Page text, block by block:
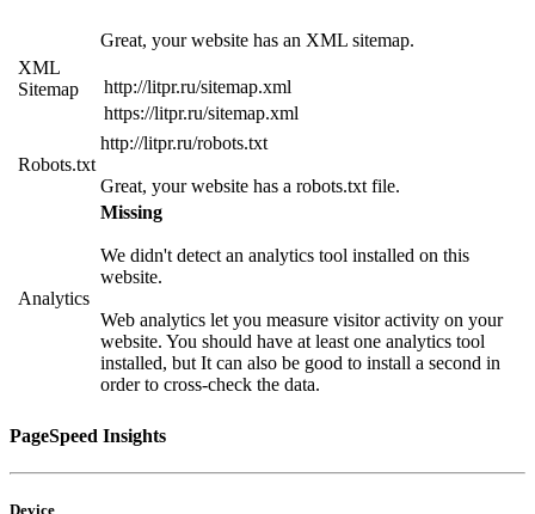
XML
Sitemap
Great, your website has an XML sitemap.
http://litpr.ru/sitemap.xml
https://litpr.ru/sitemap.xml
Robots.txt
http://litpr.ru/robots.txt
Great, your website has a robots.txt file.
Analytics
Missing
We didn't detect an analytics tool installed on this
website.
Web analytics let you measure visitor activity on your
website. You should have at least one analytics tool
installed, but It can also be good to install a second in
order to cross-check the data.
PageSpeed Insights
Device